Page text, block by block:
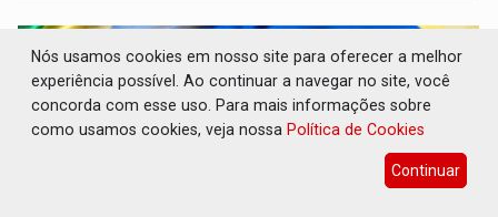
Nós usamos cookies em nosso site para oferecer a melhor
experiência possível. Ao continuar a navegar no site, você
concorda com esse uso. Para mais informações sobre
como usamos cookies, veja nossa Política de Cookies
Continuar